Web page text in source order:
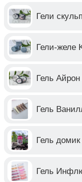
Гели
Гели-желе
Гель
Гель
Гель
Гель